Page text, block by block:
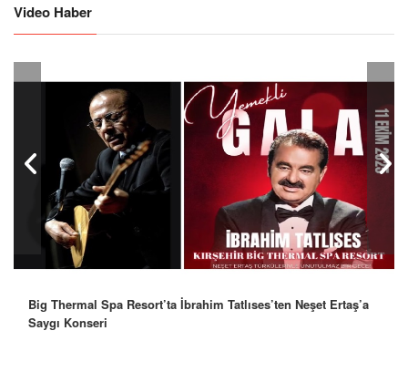
Video Haber
Big Thermal Spa Resort’ta İbrahim Tatlıses’ten Neşet Ertaş’a
Saygı Konseri